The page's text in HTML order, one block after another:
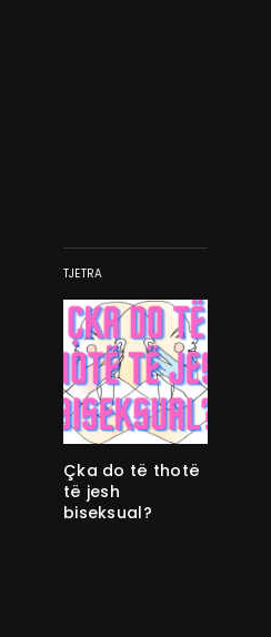
TJETRA
Çka do të thotë
të jesh
biseksual?